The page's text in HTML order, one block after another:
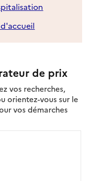
de prix
vos recherches,
orientez-vous sur le
vos démarches